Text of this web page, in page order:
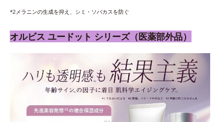
*2メラニンの生成を抑え、シミ・ソバカスを防ぐ
オルビス ユードット シリーズ（医薬部外品）